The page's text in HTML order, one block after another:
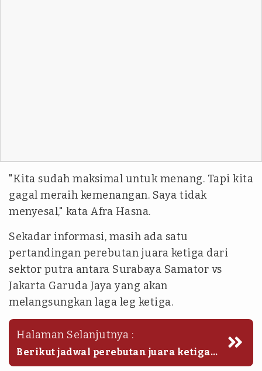
"Kita sudah maksimal untuk menang. Tapi kita
gagal meraih kemenangan. Saya tidak
menyesal," kata Afra Hasna.
Sekadar informasi, masih ada satu
pertandingan perebutan juara ketiga dari
sektor putra antara Surabaya Samator vs
Jakarta Garuda Jaya yang akan
melangsungkan laga leg ketiga.
Halaman Selanjutnya :
Berikut jadwal perebutan juara ketiga
Proliga 2026, Kamis (23/4/2026):